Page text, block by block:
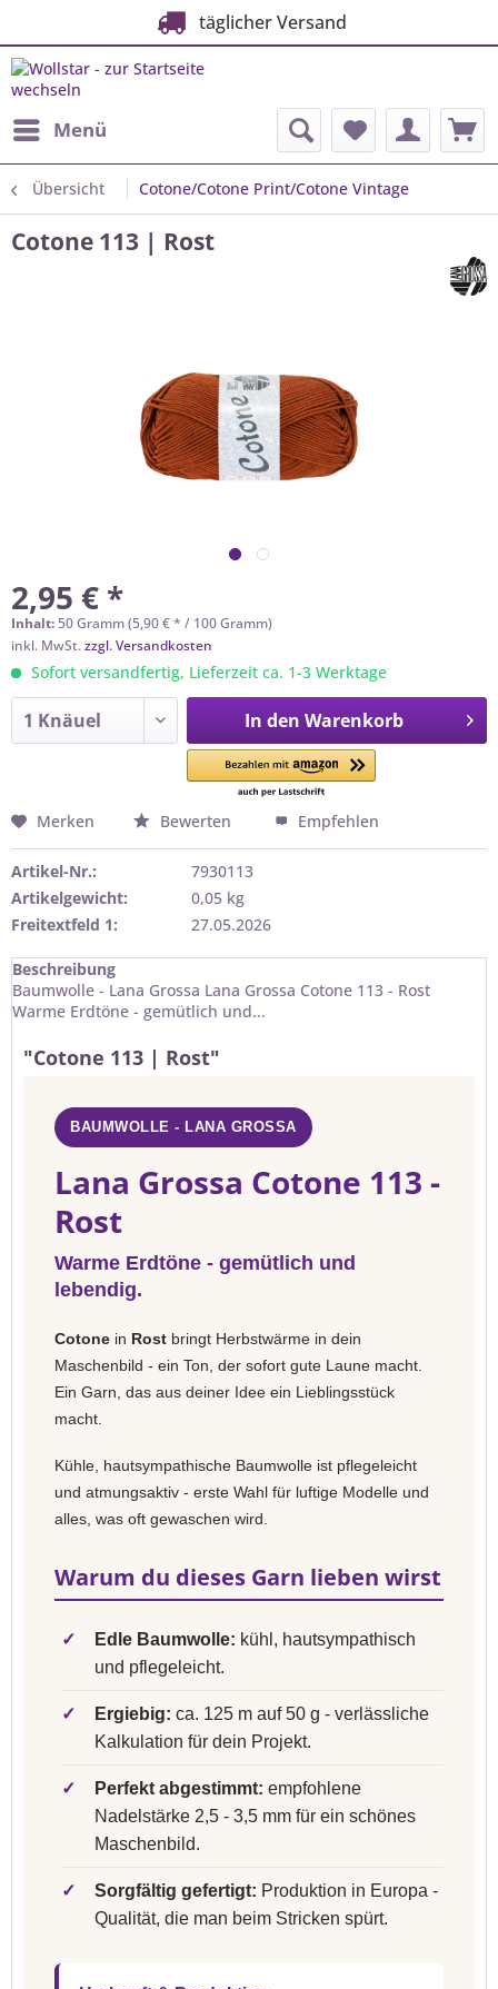
täglicher Versand
Menü
Übersicht Cotone/Cotone Print/Cotone Vintage
Cotone 113 | Rost
2,95 € *
Inhalt: 50 Gramm (5,90 € * / 100 Gramm)
inkl. MwSt.zzgl. Versandkosten
Sofort versandfertig, Lieferzeit ca. 1-3 Werktage
In den Warenkorb
Merken Bewerten Empfehlen
Artikel-Nr.:
7930113
Artikelgewicht:
0,05 kg
Freitextfeld 1:
27.05.2026
Beschreibung
Baumwolle - Lana Grossa Lana Grossa Cotone 113 - Rost
Warme Erdtöne - gemütlich und...
"Cotone 113 | Rost"
BAUMWOLLE - LANA GROSSA
Lana Grossa Cotone 113 -
Rost
Warme Erdtöne - gemütlich und
lebendig.
Cotone in Rost bringt Herbstwärme in dein
Maschenbild - ein Ton, der sofort gute Laune macht.
Ein Garn, das aus deiner Idee ein Lieblingsstück
macht.
Kühle, hautsympathische Baumwolle ist pflegeleicht
und atmungsaktiv - erste Wahl für luftige Modelle und
alles, was oft gewaschen wird.
Warum du dieses Garn lieben wirst
✓ Edle Baumwolle: kühl, hautsympathisch
und pflegeleicht.
✓ Ergiebig: ca. 125 m auf 50 g - verlässliche
Kalkulation für dein Projekt.
✓ Perfekt abgestimmt: empfohlene
Nadelstärke 2,5 - 3,5 mm für ein schönes
Maschenbild.
✓ Sorgfältig gefertigt: Produktion in Europa -
Qualität, die man beim Stricken spürt.